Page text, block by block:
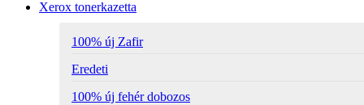
Xerox tonerkazetta
100% új Zafir
Eredeti
100% új fehér dobozos